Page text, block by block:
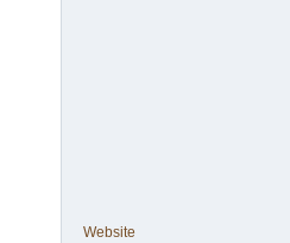
Website